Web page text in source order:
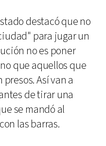
destacó que no
para jugar un
no es poner
que aquellos que
Así van a
de tirar una
se mandó al
las barras.